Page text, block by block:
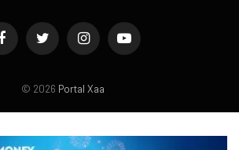
FacebookTwitter InstagramYouTube
© 2026 Portal Xaa